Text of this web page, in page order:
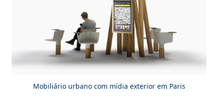
Mobiliário urbano com mídia exterior em Paris